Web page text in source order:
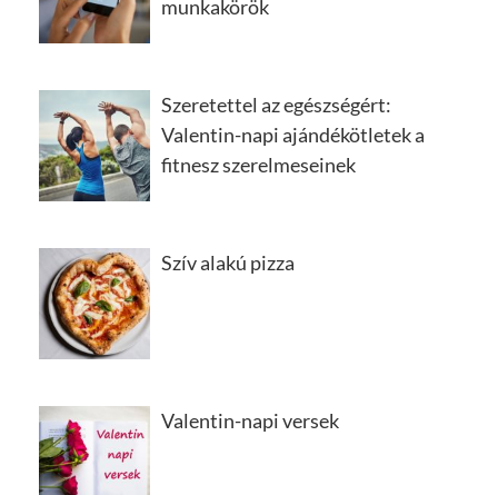
munkakörök
Szeretettel az egészségért:
Valentin-napi ajándékötletek a
fitnesz szerelmeseinek
Szív alakú pizza
Valentin-napi versek